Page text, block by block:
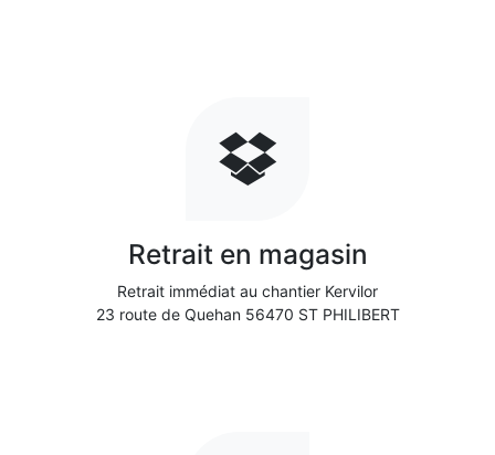
Retrait en magasin
Retrait immédiat au chantier Kervilor
23 route de Quehan 56470 ST PHILIBERT